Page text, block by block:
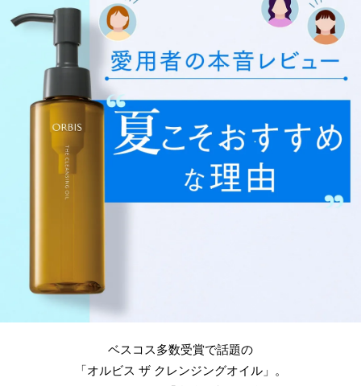
ベスコス多数受賞で話題の
「オルビス ザ クレンジングオイル」。